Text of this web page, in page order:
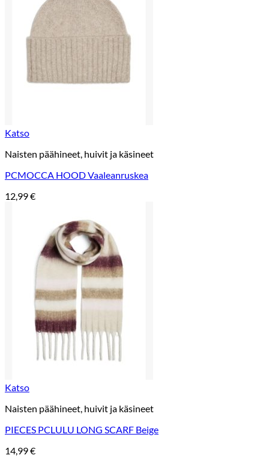
Katso
Naisten päähineet, huivit ja käsineet
PCMOCCA HOOD Vaaleanruskea
12,99€
Katso
Naisten päähineet, huivit ja käsineet
PIECES PCLULU LONG SCARF Beige
14,99€